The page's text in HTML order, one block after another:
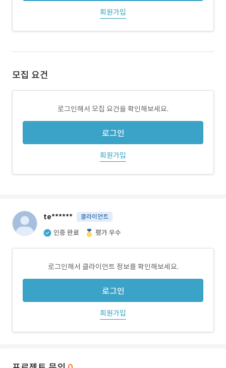
회원가입
모집 요건
로그인해서 모집 요건을 확인해보세요.
로그인
회원가입
te****** 클라이언트
인증 완료 평가 우수
로그인해서 클라이언트 정보를 확인해보세요.
로그인
회원가입